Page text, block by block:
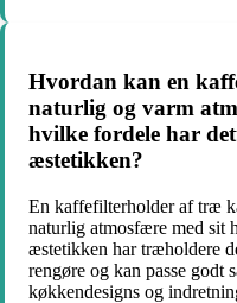
Hvordan kan en
naturlig og varm
hvilke fordele har
æstetikken?
En kaffefilterholder af træ
naturlig atmosfære med sit
æstetikken har træholdere
rengøre og kan passe godt
køkkendesigns og